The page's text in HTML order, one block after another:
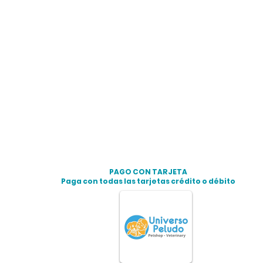
PAGO CON TARJETA
Paga con todas las tarjetas crédito o débito